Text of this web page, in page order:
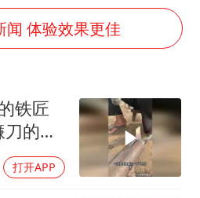
谦杭州站演唱会取消
泰国初中生饮弹自尽前开了26枪
店主称换“青海拉面”招牌后生意更好
女儿为争财产堵门阻挠父亲出殡
近平心系体育强国建设
闻 体验效果更佳
铁匠
的罕
打开APP